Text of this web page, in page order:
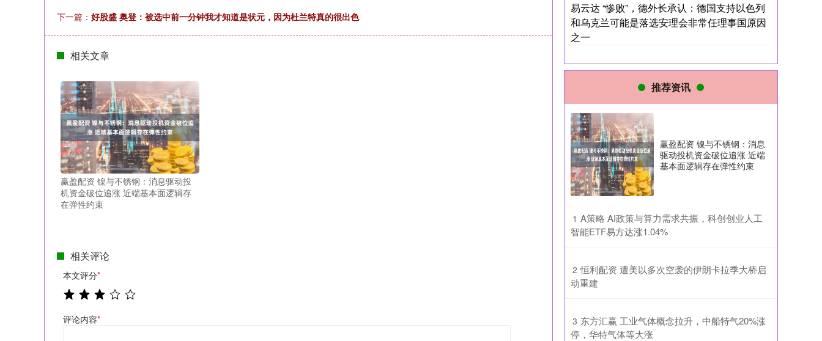
下一篇： 好股盛 奥登：被选中前一分钟我才知道是状元，因为杜兰特真的很出色
相关文章
赢盈配资 镍与不锈钢：消息驱动投
机资金破位追涨 近端基本面逻辑存
在弹性约束
相关评论
本文评分*
评论内容*
易云达 “惨败”，德外长承认：德国支持以色列
和乌克兰可能是落选安理会非常任理事国原因
之一
推荐资讯
赢盈配资 镍与不锈钢：消息
驱动投机资金破位追涨 近端
基本面逻辑存在弹性约束
1 ​A策略 AI政策与算力需求共振，科创创业人工
智能ETF易方达涨1.04%
2 ​恒利配资 遭美以多次空袭的伊朗卡拉季大桥启
动重建
3 ​东方汇赢 工业气体概念拉升，中船特气20%涨
停，华特气体等大涨